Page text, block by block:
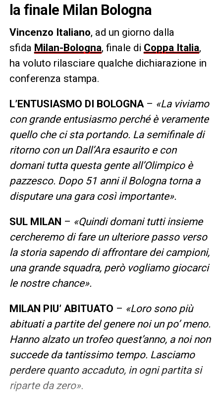
la finale Milan Bologna
Vincenzo Italiano, ad un giorno dalla
sfida Milan-Bologna, finale di Coppa Italia,
ha voluto rilasciare qualche dichiarazione in
conferenza stampa.
L’ENTUSIASMO DI BOLOGNA– «La viviamo
con grande entusiasmo perché è veramente
quello che ci sta portando. La semifinale di
ritorno con un Dall’Ara esaurito e con
domani tutta questa gente all’Olimpico è
pazzesco. Dopo 51 anni il Bologna torna a
disputare una gara così importante».
SUL MILAN – «Quindi domani tutti insieme
cercheremo di fare un ulteriore passo verso
la storia sapendo di affrontare dei campioni,
una grande squadra, però vogliamo giocarci
le nostre chance».
MILAN PIU’ ABITUATO – «Loro sono più
abituati a partite del genere noi un po’ meno.
Hanno alzato un trofeo quest’anno, a noi non
succede da tantissimo tempo. Lasciamo
perdere quanto accaduto, in ogni partita si
riparte da zero».